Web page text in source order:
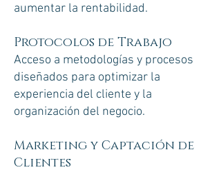
aumentar la rentabilidad.
Protocolos de Trabajo
Acceso a metodologías y procesos
diseñados para optimizar la
experiencia del cliente y la
organización del negocio.
Marketing y Captación de
Clientes